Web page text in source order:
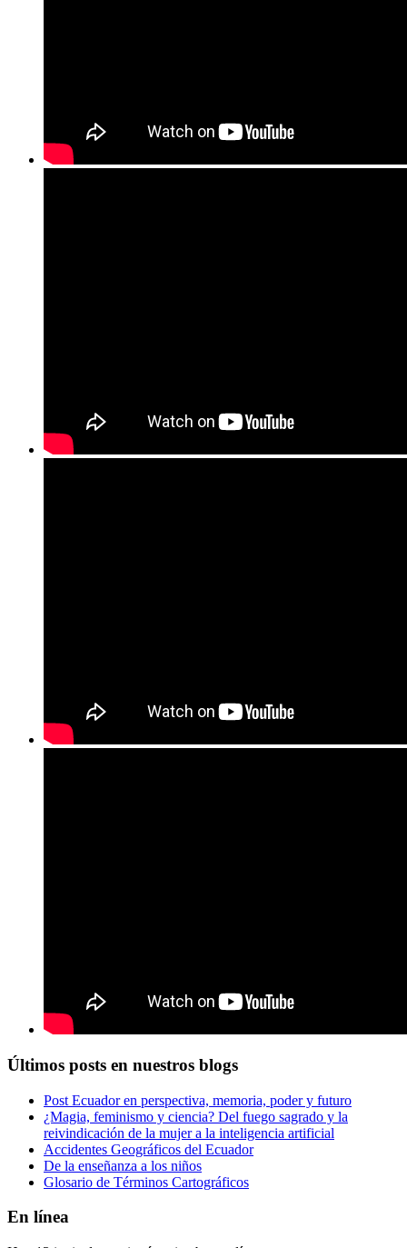
Últimos posts en nuestros blogs
Post Ecuador en perspectiva, memoria, poder y futuro
¿Magia, feminismo y ciencia? Del fuego sagrado y la
reivindicación de la mujer a la inteligencia artificial
Accidentes Geográficos del Ecuador
De la enseñanza a los niños
Glosario de Términos Cartográficos
En línea